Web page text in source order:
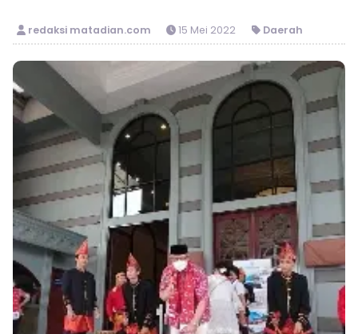
redaksi matadian.com 15 Mei 2022 Daerah